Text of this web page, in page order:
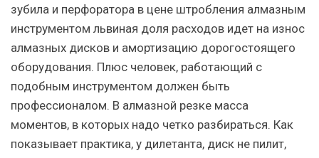
зубила и перфоратора в цене штробления алмазным
инструментом львиная доля расходов идет на износ
алмазных дисков и амортизацию дорогостоящего
оборудования. Плюс человек, работающий с
подобным инструментом должен быть
профессионалом. В алмазной резке масса
моментов, в которых надо четко разбираться. Как
показывает практика, у дилетанта, диск не пилит,